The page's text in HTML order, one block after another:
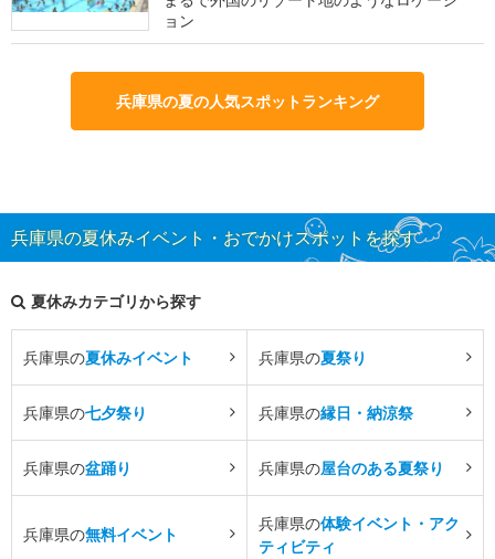
ョン
兵庫県の夏の人気スポットランキング
兵庫県の夏休みイベント・おでかけスポットを探す
夏休みカテゴリから探す
兵庫県の夏休みイベント 兵庫県の夏祭り
兵庫県の七夕祭り 兵庫県の縁日・納涼祭
兵庫県の盆踊り 兵庫県の屋台のある夏祭り
兵庫県の無料イベント
兵庫県の体験イベント・アク
ティビティ